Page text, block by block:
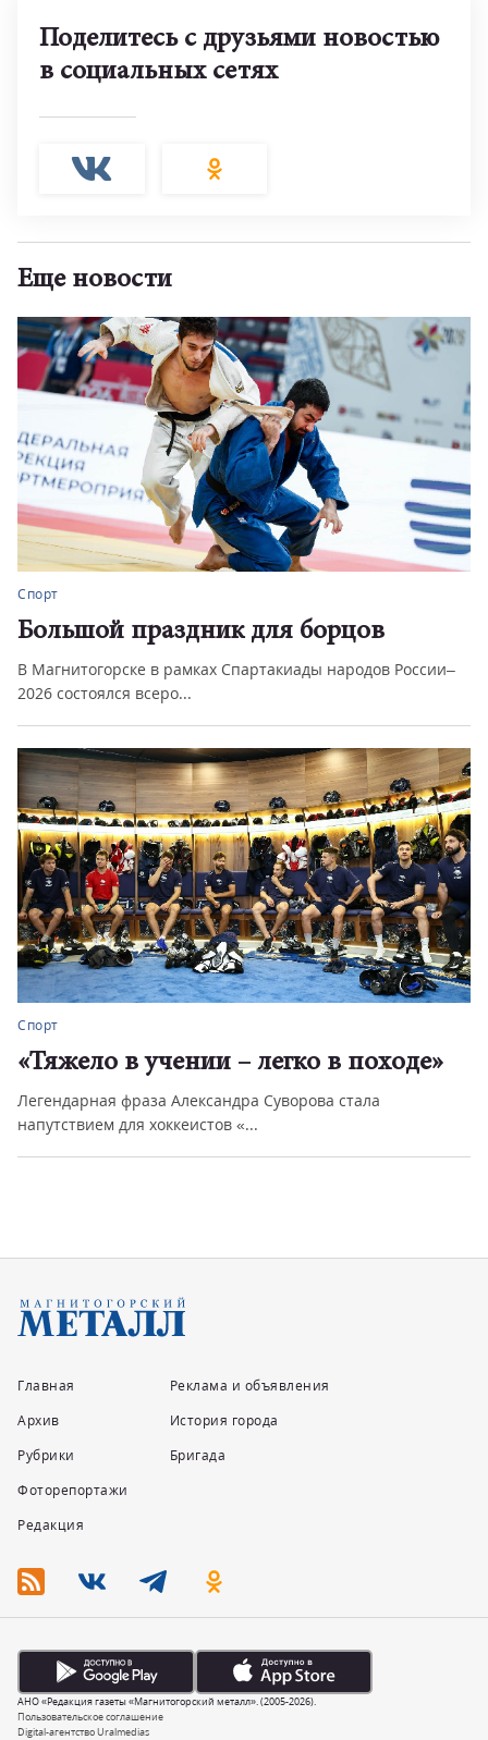
Поделитесь с друзьями новостью
в социальных сетях
Еще новости
Спорт
Магнитогорск примет Всероссийские
соревнования по гребле
В Магнитогорске пройдут соревнования по гребле имени
И.А. Кравцова.
Спорт
Инвестиции в здоровый образ жизни
8 августа – День физкультурника.
Главная
Архив
Рубрики
Фоторепортажи
Редакция
Реклама и объявления
История города
Бригада
Пользовательское соглашение
Digital-агентство Uralmedias
АНО «Редакция газеты «Магнитогорский металл». (2005-2026).